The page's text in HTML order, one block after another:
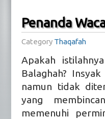
Penanda
Category Thaqafah
Apakah
Balaghah?
namun tidak
yang
memenuhi